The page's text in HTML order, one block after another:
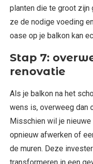
planten die te groot zijn
ze de nodige voeding
oase op je balkon kan
Stap 7:
renovatie
Als je balkon na het
wens is, overweeg dan
Misschien wil je
opnieuw afwerken of
de muren. Deze